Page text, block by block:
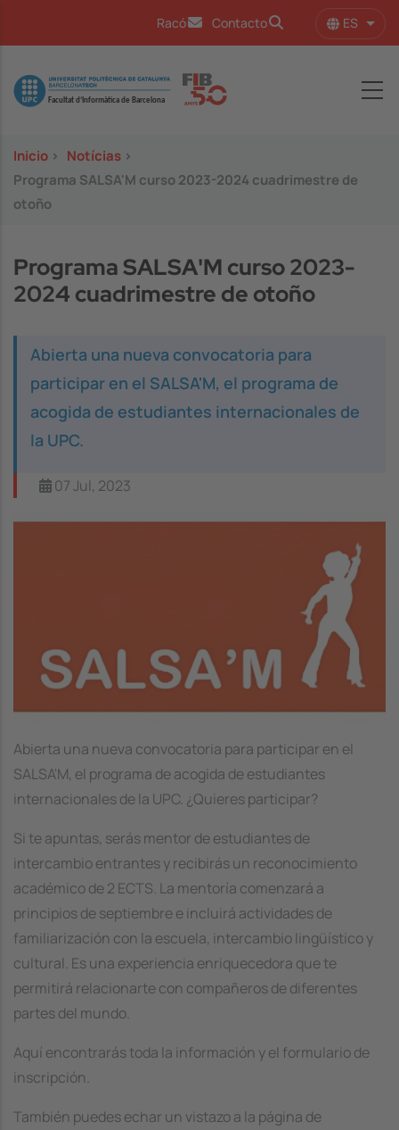
Racó Contacto ES
Image
Inicio > Notícias >
Programa SALSA'M curso 2023-2024 cuadrimestre de
otoño
Programa SALSA'M curso 2023-
2024 cuadrimestre de otoño
Abierta una nueva convocatoria para
participar en el SALSA'M, el programa de
acogida de estudiantes internacionales de
la UPC.
07 Jul, 2023
Image
Abierta una nueva convocatoria para participar en el
SALSA'M, el programa de acogida de estudiantes
internacionales de la UPC. ¿Quieres participar?
Si te apuntas, serás mentor de estudiantes de
intercambio entrantes y recibirás un reconocimiento
académico de 2 ECTS. La mentoría comenzará a
principios de septiembre e incluirá actividades de
familiarización con la escuela, intercambio lingüístico y
cultural. Es una experiencia enriquecedora que te
permitirá relacionarte con compañeros de diferentes
partes del mundo.
Aquí encontrarás toda la información y el formulario de
inscripción.
También puedes echar un vistazo a la página de